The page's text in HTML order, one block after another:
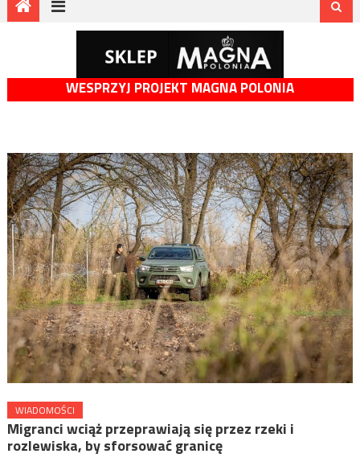
WESPRZYJ PROJEKT MAGNA POLONIA
WIADOMOŚCI
Migranci wciąż przeprawiają się przez rzeki i
rozlewiska, by sforsować granicę